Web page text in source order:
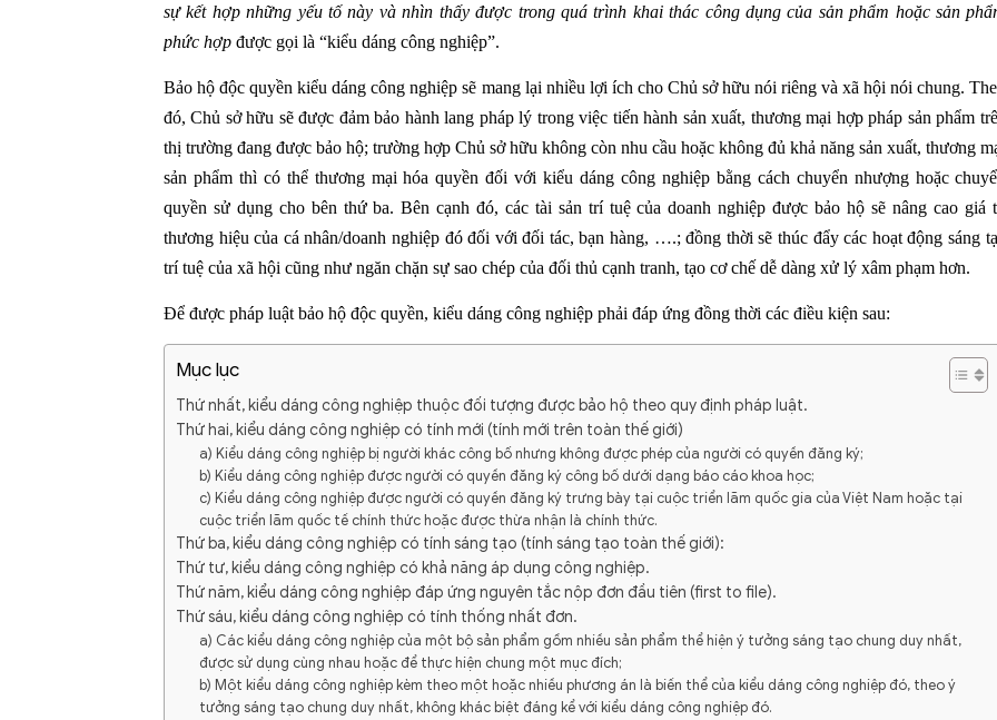
sự kết hợp những yếu tố này và nhìn thấy được trong quá trình khai thác công dụng của sản phẩm hoặc sản
phức hợp được gọi là “kiểu dáng công nghiệp”.
Bảo hộ độc quyền kiểu dáng công nghiệp sẽ mang lại nhiều lợi ích cho Chủ sở hữu nói riêng và xã hội nói chung.
đó, Chủ sở hữu sẽ được đảm bảo hành lang pháp lý trong việc tiến hành sản xuất, thương mại hợp pháp sản phẩm
thị trường đang được bảo hộ; trường hợp Chủ sở hữu không còn nhu cầu hoặc không đủ khả năng sản xuất, thương
sản phẩm thì có thể thương mại hóa quyền đối với kiểu dáng công nghiệp bằng cách chuyển nhượng hoặc
quyền sử dụng cho bên thứ ba. Bên cạnh đó, các tài sản trí tuệ của doanh nghiệp được bảo hộ sẽ nâng cao giá
thương hiệu của cá nhân/doanh nghiệp đó đối với đối tác, bạn hàng, ….; đồng thời sẽ thúc đẩy các hoạt động sáng
trí tuệ của xã hội cũng như ngăn chặn sự sao chép của đối thủ cạnh tranh, tạo cơ chế dễ dàng xử lý xâm phạm hơn.
Để được pháp luật bảo hộ độc quyền, kiểu dáng công nghiệp phải đáp ứng đồng thời các điều kiện sau:
Mục lục
Thứ nhất, kiểu dáng công nghiệp thuộc đối tượng được bảo hộ theo quy định pháp luật.
Thứ hai, kiểu dáng công nghiệp có tính mới (tính mới trên toàn thế giới)
a) Kiểu dáng công nghiệp bị người khác công bố nhưng không được phép của người có quyền đăng ký;
b) Kiểu dáng công nghiệp được người có quyền đăng ký công bố dưới dạng báo cáo khoa học;
c) Kiểu dáng công nghiệp được người có quyền đăng ký trưng bày tại cuộc triển lãm quốc gia của Việt Nam hoặc tại
cuộc triển lãm quốc tế chính thức hoặc được thừa nhận là chính thức.
Thứ ba, kiểu dáng công nghiệp có tính sáng tạo (tính sáng tạo toàn thế giới):
Thứ tư, kiểu dáng công nghiệp có khả năng áp dụng công nghiệp.
Thứ năm, kiểu dáng công nghiệp đáp ứng nguyên tắc nộp đơn đầu tiên (first to file).
Thứ sáu, kiểu dáng công nghiệp có tính thống nhất đơn.
a) Các kiểu dáng công nghiệp của một bộ sản phẩm gồm nhiều sản phẩm thể hiện ý tưởng sáng tạo chung duy nhất,
được sử dụng cùng nhau hoặc để thực hiện chung một mục đích;
b) Một kiểu dáng công nghiệp kèm theo một hoặc nhiều phương án là biến thể của kiểu dáng công nghiệp đó, theo ý
tưởng sáng tạo chung duy nhất, không khác biệt đáng kể với kiểu dáng công nghiệp đó.